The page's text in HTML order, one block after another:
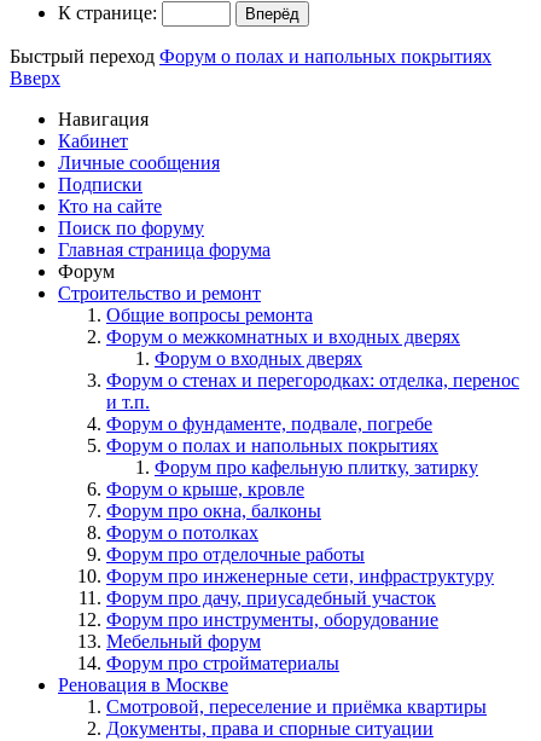
К странице:
Быстрый переход Форум о полах и напольных покрытиях
Вверх
Навигация
Кабинет
Личные сообщения
Подписки
Кто на сайте
Поиск по форуму
Главная страница форума
Форум
Строительство и ремонт
Общие вопросы ремонта
Форум о межкомнатных и входных дверях
Форум о входных дверях
Форум о стенах и перегородках: отделка, перенос
и т.п.
Форум о фундаменте, подвале, погребе
Форум о полах и напольных покрытиях
Форум про кафельную плитку, затирку
Форум о крыше, кровле
Форум про окна, балконы
Форум о потолках
Форум про отделочные работы
Форум про инженерные сети, инфраструктуру
Форум про дачу, приусадебный участок
Форум про инструменты, оборудование
Мебельный форум
Форум про стройматериалы
Реновация в Москве
Смотровой, переселение и приёмка квартиры
Документы, права и спорные ситуации